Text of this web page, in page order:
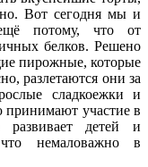
Вот сегодня мы и
потому, что от
белков. Решено
пирожные, которые
разлетаются они за
сладкоежки и
принимают участие в
детей и
немаловажно в